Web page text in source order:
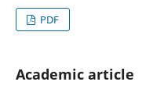
PDF
Academic article